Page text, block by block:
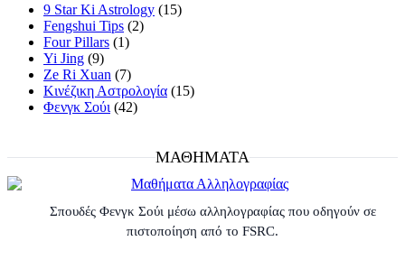
9 Star Ki Astrology (15)
Fengshui Tips (2)
Four Pillars (1)
Yi Jing (9)
Ze Ri Xuan (7)
Κινέζικη Αστρολογία (15)
Φενγκ Σούι (42)
ΜΑΘΗΜΑΤΑ
Σπουδές Φενγκ Σούι μέσω αλληλογραφίας που οδηγούν σε
πιστοποίηση από το FSRC.